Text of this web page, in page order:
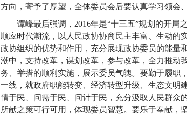
方向，寄予了厚望，全体委员会后要认真学习领会
谭峰最后强调，2016年是“十三五”规划的开局
顺应时代潮流，以人民政协协商民主丰富、生动的
政协组织的优势和作用，充分展现政协委员的能量
潮中，支持改革，谋划改革，参与改革，全力推动
务、举措的顺利实施，展示委员气魄。要勤于履职
一线，就政府职能转变、经济转型升级、生态文明
情于民、问需于民、问计于民，充分汲取人民群众
所献之策可行可用，体现委员智慧。要乐于奉献，